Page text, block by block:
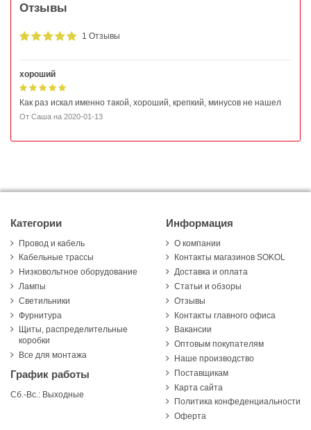
Отзывы
1 Отзывы
хороший
Как раз искал именно такой, хороший, крепкий, минусов не нашел
От Саша на 2020-01-13
Категории
Провод и кабель
Кабельные трассы
Низковольтное оборудование
Лампы
Светильники
Фурнитура
Щиты, распределительные
коробки
Все для монтажа
График работы
Сб.-Вс.: Выходные
Информация
О компании
Контакты магазинов SOKOL
Доставка и оплата
Статьи и обзоры
Отзывы
Контакты главного офиса
Вакансии
Оптовым покупателям
Наше производство
Поставщикам
Карта сайта
Политика конфеденциальности
Оферта